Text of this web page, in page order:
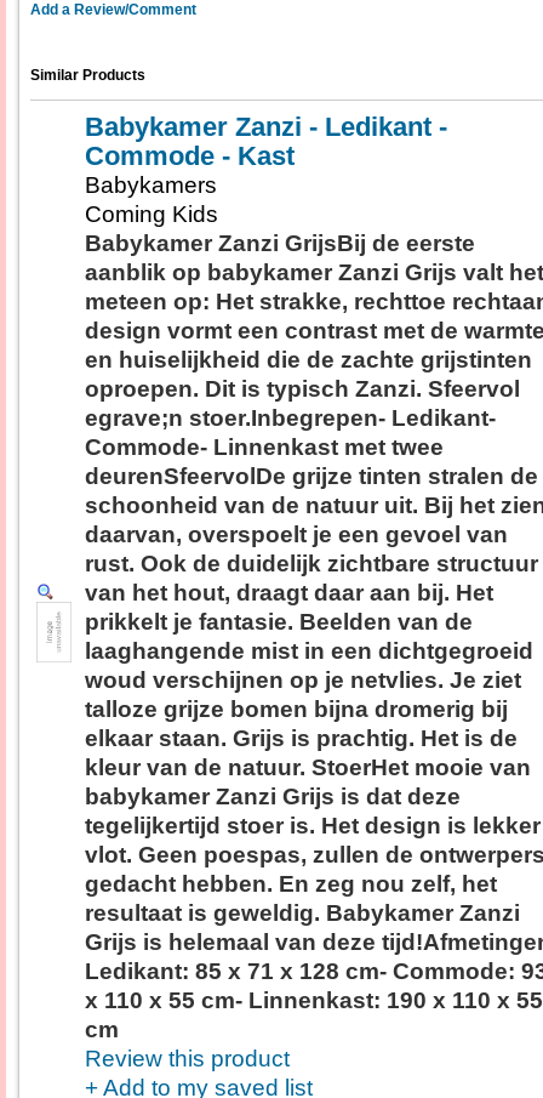
Add a Review/Comment
Similar Products
Babykamer Zanzi - Ledikant -
Commode - Kast
Babykamers
Coming Kids
Babykamer Zanzi GrijsBij de eerste
aanblik op babykamer Zanzi Grijs valt het
meteen op: Het strakke, rechttoe
design vormt een contrast met de
en huiselijkheid die de zachte grijstinten
oproepen. Dit is typisch Zanzi. Sfeervol
egrave;n stoer.Inbegrepen- Ledikant-
Commode- Linnenkast met twee
deurenSfeervolDe grijze tinten stralen de
schoonheid van de natuur uit. Bij het
daarvan, overspoelt je een gevoel van
rust. Ook de duidelijk zichtbare structuur
van het hout, draagt daar aan bij. Het
prikkelt je fantasie. Beelden van de
laaghangende mist in een dichtgegroeid
woud verschijnen op je netvlies. Je ziet
talloze grijze bomen bijna dromerig bij
elkaar staan. Grijs is prachtig. Het is de
kleur van de natuur. StoerHet mooie van
babykamer Zanzi Grijs is dat deze
tegelijkertijd stoer is. Het design is lekker
vlot. Geen poespas, zullen de
gedacht hebben. En zeg nou zelf, het
resultaat is geweldig. Babykamer Zanzi
Grijs is helemaal van deze
Ledikant: 85 x 71 x 128 cm- Commode:
x 110 x 55 cm- Linnenkast: 190 x 110 x 55
cm
Review this product
+ Add to my saved list